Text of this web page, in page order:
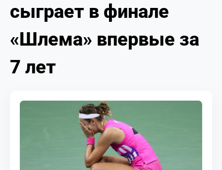
ФТУ
НОВОСТИ
ДОКУМЕНТЫ
сыграет в финале
«Шлема» впервые за
7 лет